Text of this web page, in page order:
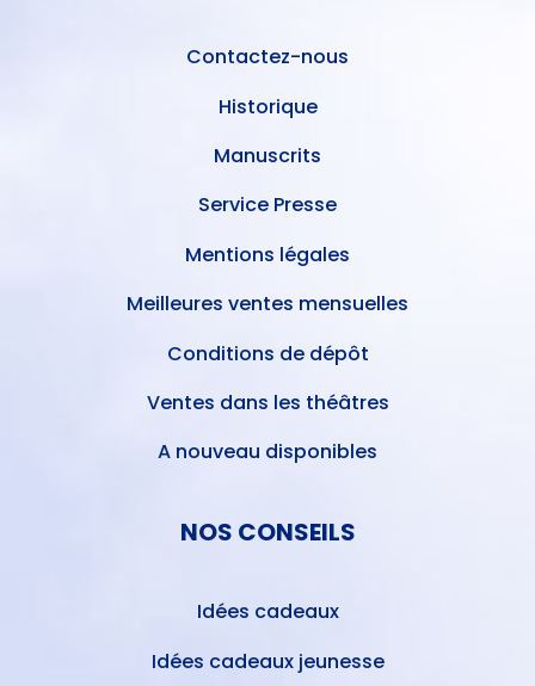
Contactez-nous
Historique
Manuscrits
Service Presse
Mentions légales
Meilleures ventes mensuelles
Conditions de dépôt
Ventes dans les théâtres
A nouveau disponibles
NOS CONSEILS
Idées cadeaux
Idées cadeaux jeunesse